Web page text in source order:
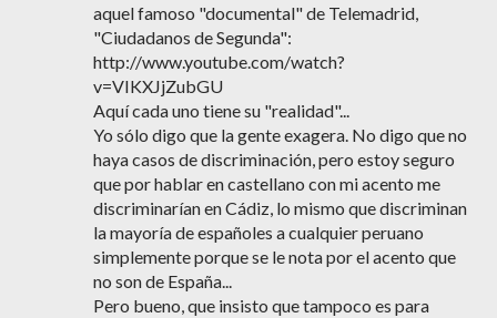
aquel famoso "documental" de Telemadrid,
"Ciudadanos de Segunda":
http://www.youtube.com/watch?
v=VIKXJjZubGU
Aquí cada uno tiene su "realidad"...
Yo sólo digo que la gente exagera. No digo que no
haya casos de discriminación, pero estoy seguro
que por hablar en castellano con mi acento me
discriminarían en Cádiz, lo mismo que discriminan
la mayoría de españoles a cualquier peruano
simplemente porque se le nota por el acento que
no son de España...
Pero bueno, que insisto que tampoco es para